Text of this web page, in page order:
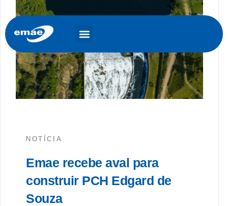
NOTÍCIA
Emae recebe aval para
construir PCH Edgard de
Souza